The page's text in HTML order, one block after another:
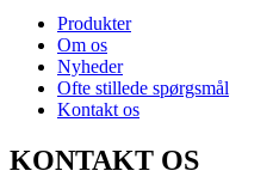
Produkter
Om os
Nyheder
Ofte stillede spørgsmål
Kontakt os
KONTAKT OS